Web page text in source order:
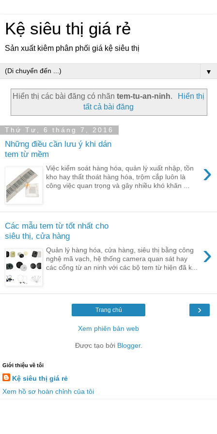
Kệ siêu thị giá rẻ
Sản xuất kiêm phân phối giá kệ siêu thị
▼
Hiển thị các bài đăng có nhãntem-tu-an-ninh.
Hiển thị
tất cả bài đăng
Thứ Tư, 6 tháng 7, 2016
Những điều cần lưu ý khi dán
tem từ mềm
›
Việc kiểm soát hàng hóa, quản lý xuất nhập, tồn
kho hay thất thoát hàng hóa, trộm cắp luôn là
công việc quan trọng và gây nhiều khó khăn ...
Các mẫu tem từ tốt nhất cho
siêu thị, cửa hàng
›
Quản lý hàng hóa, cửa hàng, siêu thị bằng công
nghệ mã vạch, hệ thống camera quan sát hay
các cổng từ an ninh với các bộ tem từ hiện đã k...
›
Trang chủ
Xem phiên bản web
Được tạo bởi Blogger.
Giới thiệu về tôi
Kệ siêu thị giá rẻ
Xem hồ sơ hoàn chỉnh của tôi